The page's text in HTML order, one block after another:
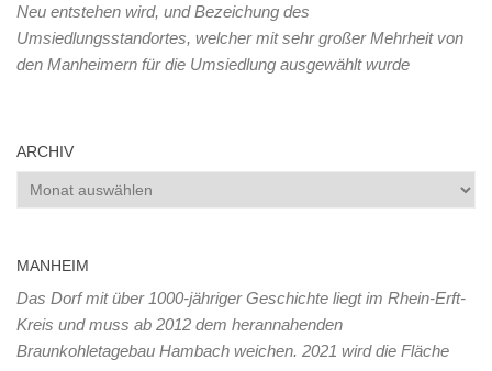
Neu entstehen wird, und Bezeichung des
Umsiedlungsstandortes, welcher mit sehr großer Mehrheit von
den Manheimern für die Umsiedlung ausgewählt wurde
ARCHIV
Archiv
MANHEIM
Das Dorf mit über 1000-jähriger Geschichte liegt im Rhein-Erft-
Kreis und muss ab 2012 dem herannahenden
Braunkohletagebau Hambach weichen. 2021 wird die Fläche